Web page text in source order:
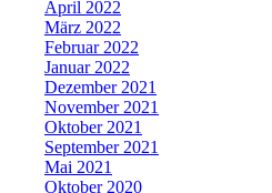
April 2022
März 2022
Februar 2022
Januar 2022
Dezember 2021
November 2021
Oktober 2021
September 2021
Mai 2021
Oktober 2020